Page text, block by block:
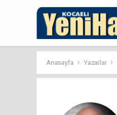
Anasayfa Yazarlar